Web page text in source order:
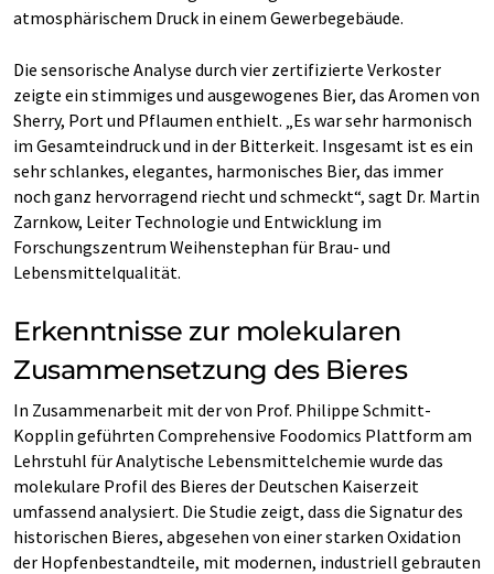
atmosphärischem Druck in einem Gewerbegebäude.
Die sensorische Analyse durch vier zertifizierte Verkoster
zeigte ein stimmiges und ausgewogenes Bier, das Aromen von
Sherry, Port und Pflaumen enthielt. „Es war sehr harmonisch
im Gesamteindruck und in der Bitterkeit. Insgesamt ist es ein
sehr schlankes, elegantes, harmonisches Bier, das immer
noch ganz hervorragend riecht und schmeckt“, sagt Dr. Martin
Zarnkow, Leiter Technologie und Entwicklung im
Forschungszentrum Weihenstephan für Brau- und
Lebensmittelqualität.
Erkenntnisse zur molekularen
Zusammensetzung des Bieres
In Zusammenarbeit mit der von Prof. Philippe Schmitt-
Kopplin geführten Comprehensive Foodomics Plattform am
Lehrstuhl für Analytische Lebensmittelchemie wurde das
molekulare Profil des Bieres der Deutschen Kaiserzeit
umfassend analysiert. Die Studie zeigt, dass die Signatur des
historischen Bieres, abgesehen von einer starken Oxidation
der Hopfenbestandteile, mit modernen, industriell gebrauten